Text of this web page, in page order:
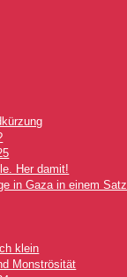
Her damit!
in Gaza in einem Satz
klein
Monströsität